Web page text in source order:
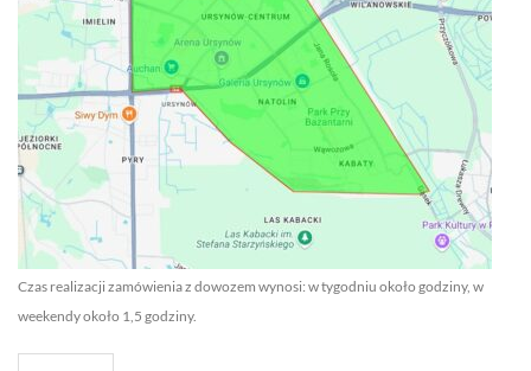
Czas realizacji zamówienia z dowozem wynosi: w tygodniu około godziny, w
weekendy około 1,5 godziny.